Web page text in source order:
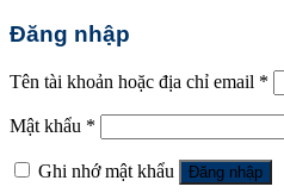
Đăng nhập
Tên tài khoản hoặc địa chỉ email *
Mật khẩu *
Ghi nhớ mật khẩu Đăng nhập